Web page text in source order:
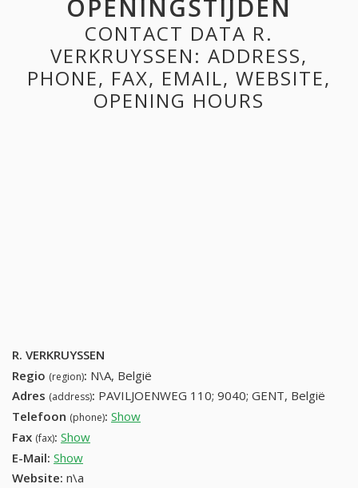
OPENINGSTIJDEN
CONTACT DATA R.
VERKRUYSSEN: ADDRESS,
PHONE, FAX, EMAIL, WEBSITE,
OPENING HOURS
R. VERKRUYSSEN
Regio (region): N\A, België
Adres (address): PAVILJOENWEG 110; 9040; GENT, België
Telefoon (phone): Show
Fax (fax): Show
E-Mail: Show
Website: n\a